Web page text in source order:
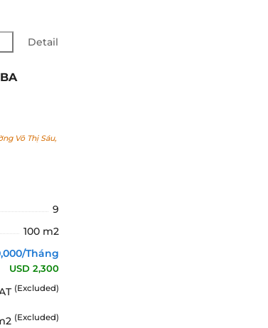
Detail
Võ Thị Sáu,
9
100 m2
Tháng
USD 2,300
(Excluded)
(Excluded)